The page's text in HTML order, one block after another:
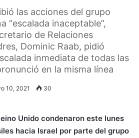
las acciones del grupo
“escalada inaceptable”,
de Relaciones
Dominic Raab, pidió
inmediata de todas las
en la misma línea
10, 2021 30
Unido condenaron este lunes
hacia Israel por parte del grupo